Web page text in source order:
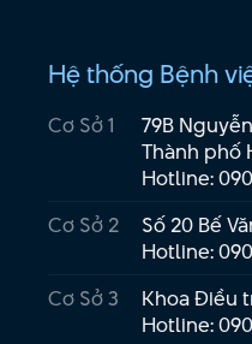
Hệ thống Bệnh
Cơ Sở 1
79B
Thành phố
Hotline:
Cơ Sở 2
Số 20 Bế
Hotline:
Cơ Sở 3
Khoa Điều
Hotline: